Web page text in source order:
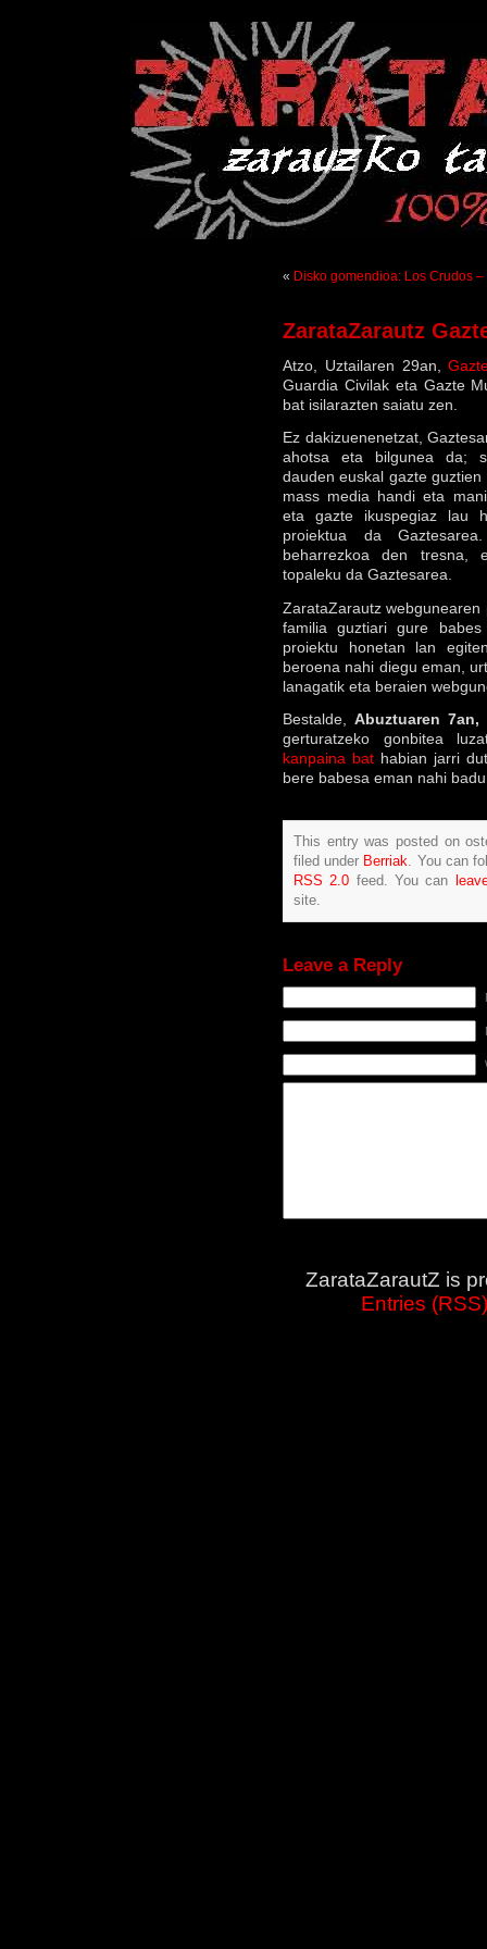
« Disko gomendioa: Los Crudos
ZarataZarautz
Atzo, Uztailaren 29an,
Guardia Civilak eta Gazte
bat isilarazten saiatu zen.
Ez dakizuenenetzat,
ahotsa eta bilgunea da;
dauden euskal gazte
mass media handi eta
eta gazte ikuspegiaz lau
proiektua da
beharrezkoa den tresna,
topaleku da Gaztesarea.
ZarataZarautz
familia guztiari gure
proiektu honetan lan
beroena nahi diegu eman,
lanagatik eta beraien
Bestalde,Abuztuaren 7an,
gerturatzeko gonbitea
kanpaina bat habian jarri
bere babesa eman nahi badu
This entry was posted on
filed under Berriak. You can
RSS 2.0 feed. You can
site.
Leave a Reply
ZarataZarautZ is
Entries (RSS)